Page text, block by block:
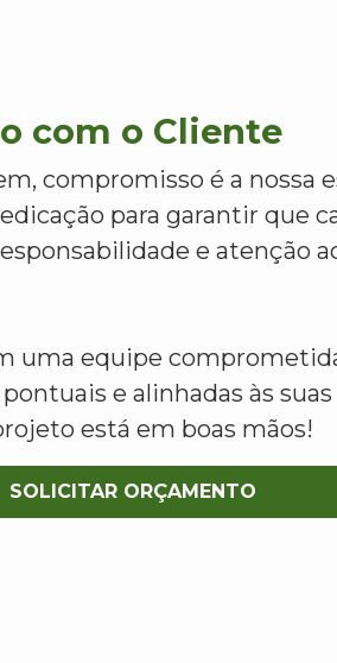
com o Cliente
compromisso é a nossa
para garantir que
e atenção
uma equipe
e alinhadas às suas
está em boas mãos!
SOLICITAR ORÇAMENTO